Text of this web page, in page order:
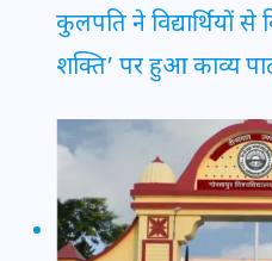
कुलपति ने विद्यार्थियों
शक्ति’ पर हुआ काव्य